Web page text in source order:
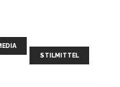
STILMITTEL